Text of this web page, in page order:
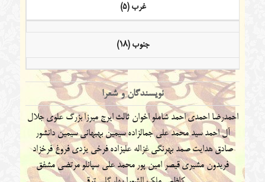
غرب (5)
جنوب (18)
نویسندگان و شعرا
احمدرضا احمدیاحمد شاملو اخوان ثالث ایرج میرزابزرگ علوی جلال
آل احمدسید محمد علی جمالزادهسیمین بهبهانیسیمین دانشور
صادق هدایتصمد بهرنگی غزاله علیزادهفرخی یزدی فروغ فرخزاد
فریدون مشیری قیصر امین پور محمد علی سپانلومرتضی مشفق